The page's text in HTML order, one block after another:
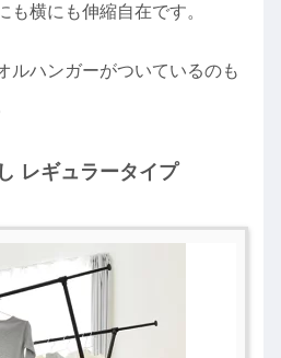
も横にも伸縮自在です。
ルハンガーがついているのも
レギュラータイプ